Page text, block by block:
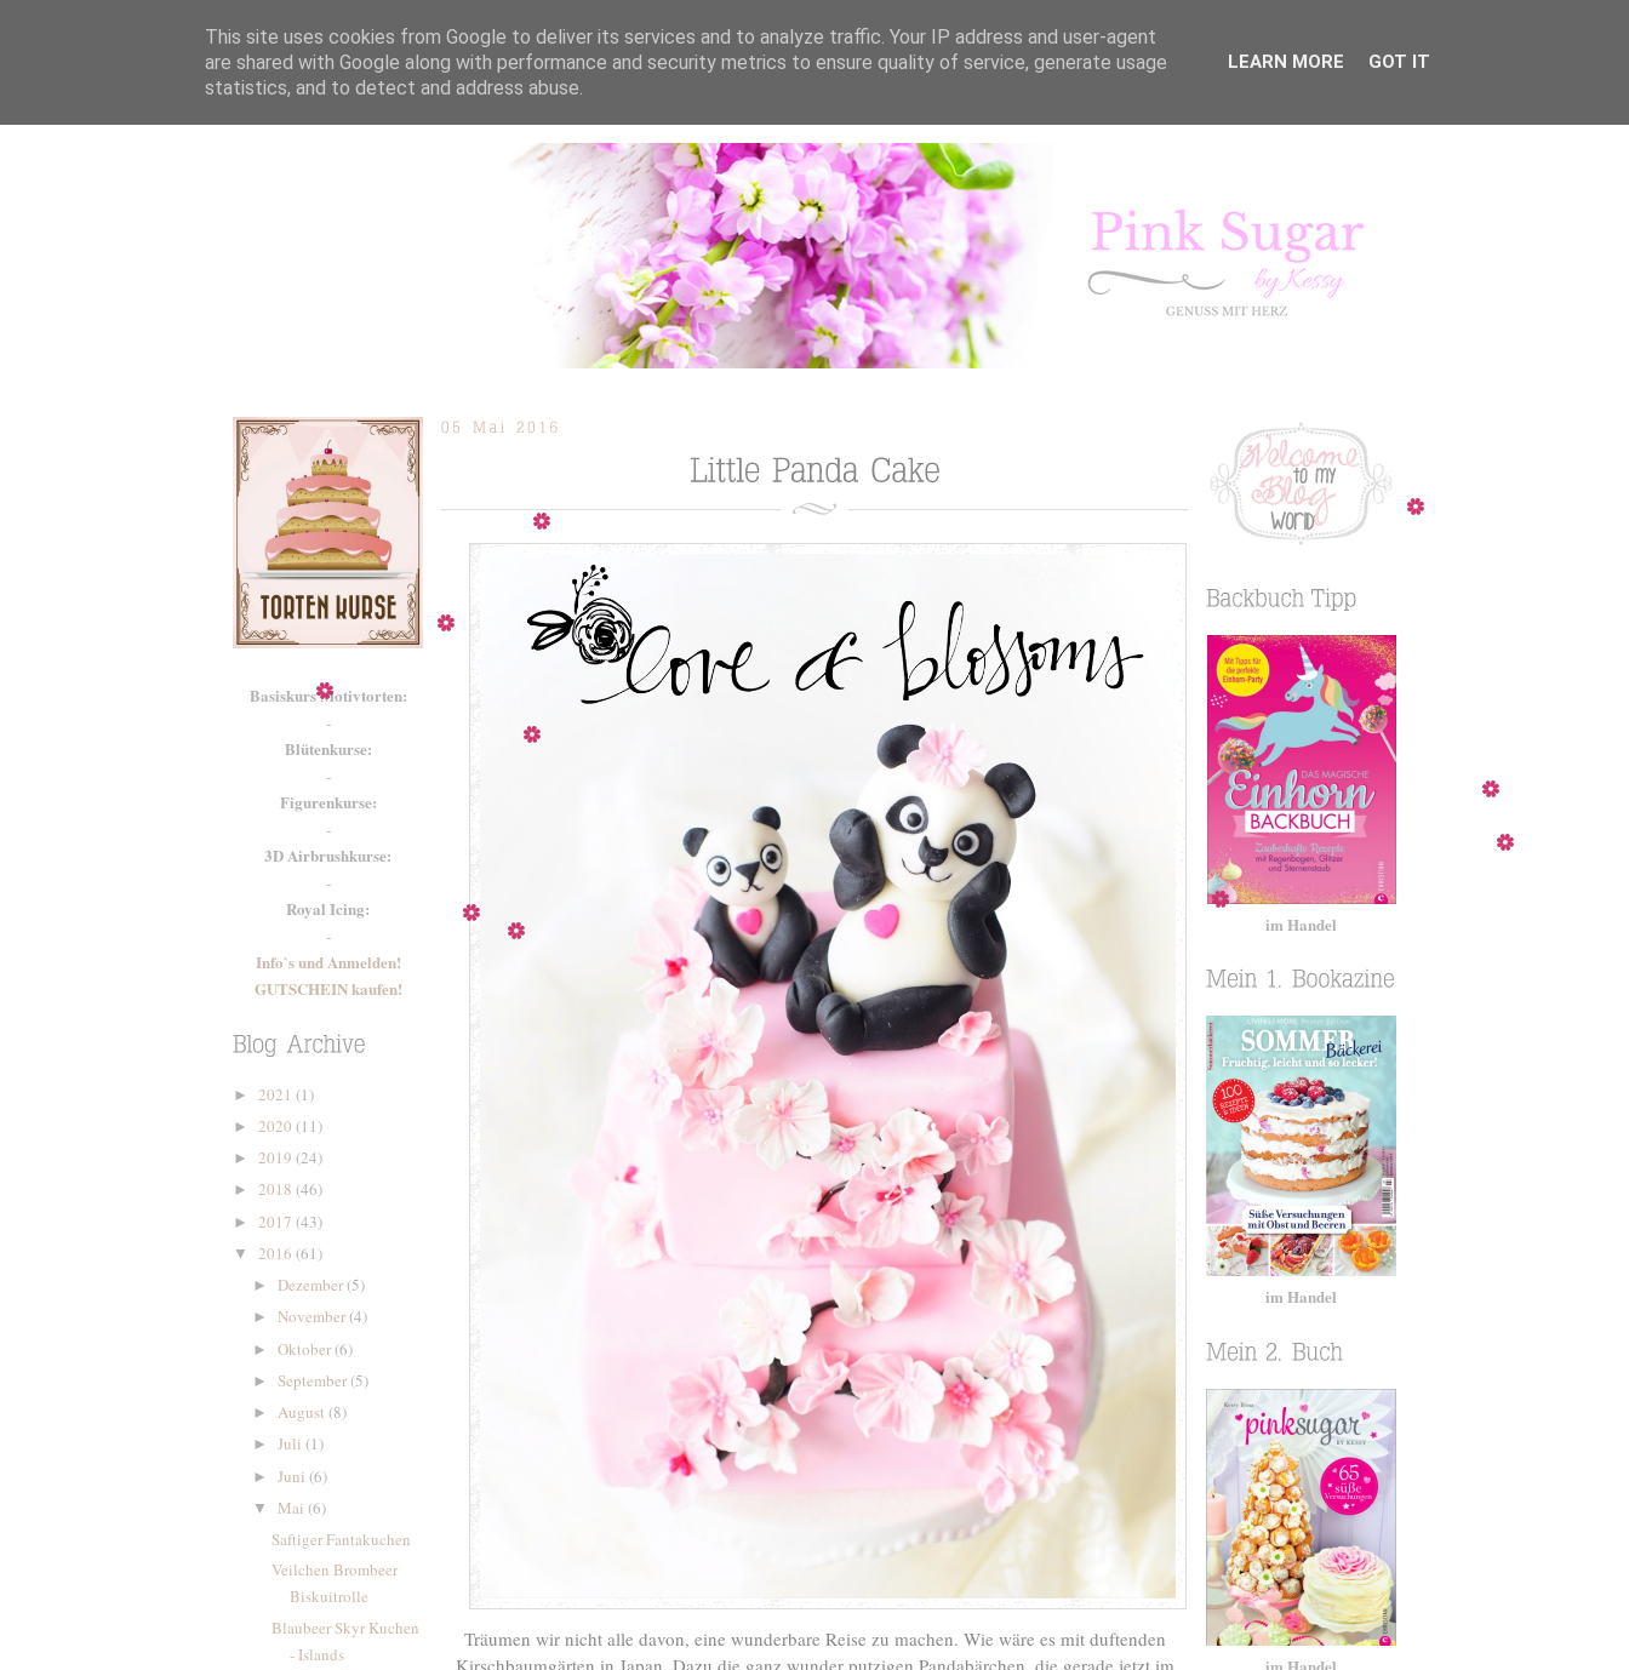
ÜBER MICH KOOPERATION
Basiskurs Motivtorten:
-
Blütenkurse:
-
Figurenkurse:
-
3D Airbrushkurse:
-
Royal Icing:
-
Info`s und Anmelden!
GUTSCHEIN kaufen!
► 2021 (1)
► 2020 (11)
► 2019 (24)
► 2018 (46)
► 2017 (43)
▼ 2016 (61)
► Dezember(5)
► November(4)
► Oktober(6)
► September(5)
► August (8)
► Juli (1)
► Juni (6)
▼ Mai (6)
Saftiger Fantakuchen
Veilchen Brombeer
Biskuitrolle
Blaubeer Skyr Kuchen
- Islands
Träumen wir nicht alle davon, eine wunderbare Reise zu machen. Wie wäre es mit duftenden
Kirschbaumgärten in Japan. Dazu die ganz wunder putzigen Pandabärchen, die gerade jetzt im
im Handel
im Handel
im Handel
This site uses cookies from Google to deliver its services and to analyze traffic. Your IP address and user-agent
are shared with Google along with performance and security metrics to ensure quality of service, generate usage
statistics, and to detect and address abuse.
LEARN MORE GOT IT